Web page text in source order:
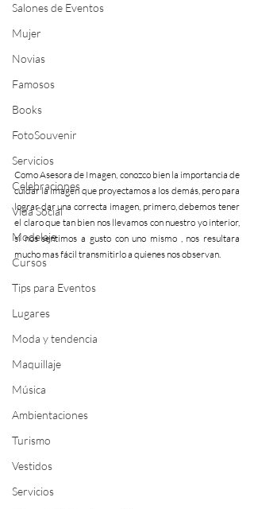
Salones de Eventos
Mujer
Novias
Famosos
Books
FotoSouvenir
Servicios
Celebraciones
Vida Social
Modelaje
Cursos
Tips para Eventos
Lugares
Moda y tendencia
Maquillaje
Música
Ambientaciones
Turismo
Vestidos
Servicios
Como Asesora de Imagen, conozco bien la importancia de
cuidar la imagen que proyectamos a los demás, pero para
lograr dar una correcta imagen, primero, debemos tener
el claro que tan bien nos llevamos con nuestro yo interior,
si nos sentimos a gusto con uno mismo , nos resultara
mucho mas fácil transmitirlo a quienes nos observan.